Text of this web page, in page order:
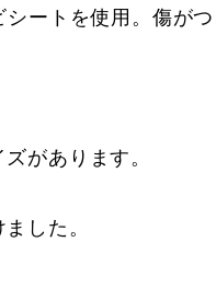
シートを使用。傷が
があります。
した。